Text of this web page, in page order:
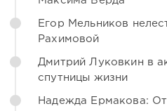
Егор Мельников
Рахимовой
Дмитрий Луковкин в
спутницы жизни
Надежда Ермакова: